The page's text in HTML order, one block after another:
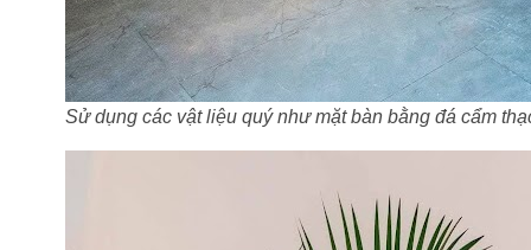
Sử dụng các vật liệu quý như mặt bàn bằng đá cẩm